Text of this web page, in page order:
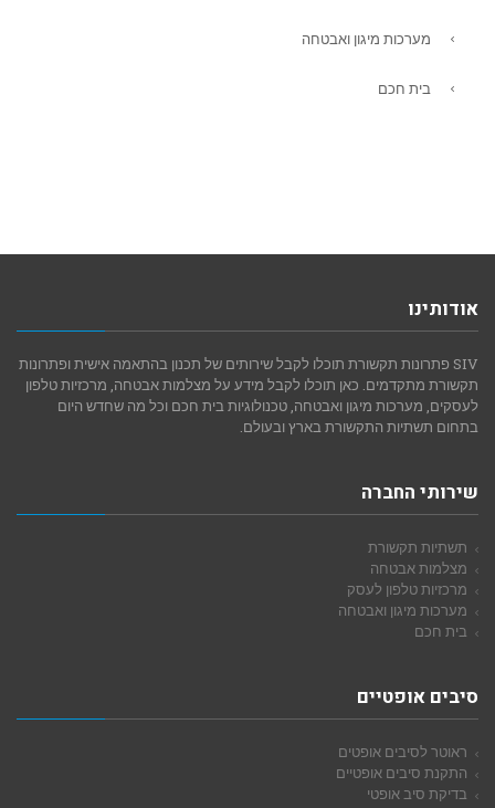
מערכות מיגון ואבטחה
בית חכם
אודותינו
SIV פתרונות תקשורת תוכלו לקבל שירותים של תכנון בהתאמה אישית ופתרונות
תקשורת מתקדמים. כאן תוכלו לקבל מידע על מצלמות אבטחה, מרכזיות טלפון
לעסקים, מערכות מיגון ואבטחה, טכנולוגיות בית חכם וכל מה שחדש היום
בתחום תשתיות התקשורת בארץ ובעולם.
שירותי החברה
תשתיות תקשורת
מצלמות אבטחה
מרכזיות טלפון לעסק
מערכות מיגון ואבטחה
בית חכם
סיבים אופטיים
ראוטר לסיבים אופטים
התקנת סיבים אופטיים
בדיקת סיב אופטי